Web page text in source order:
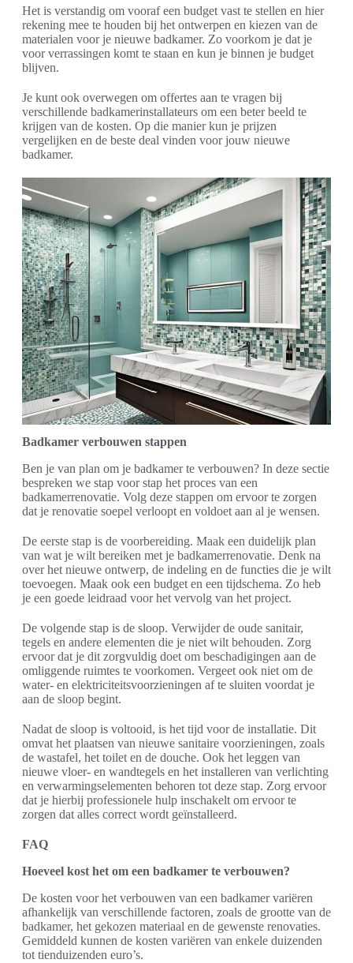
Het is verstandig om vooraf een budget vast te stellen en hier
rekening mee te houden bij het ontwerpen en kiezen van de
materialen voor je nieuwe badkamer. Zo voorkom je dat je
voor verrassingen komt te staan en kun je binnen je budget
blijven.
Je kunt ook overwegen om offertes aan te vragen bij
verschillende badkamerinstallateurs om een beter beeld te
krijgen van de kosten. Op die manier kun je prijzen
vergelijken en de beste deal vinden voor jouw nieuwe
badkamer.
Badkamer verbouwen stappen
Ben je van plan om je badkamer te verbouwen? In deze sectie
bespreken we stap voor stap het proces van een
badkamerrenovatie. Volg deze stappen om ervoor te zorgen
dat je renovatie soepel verloopt en voldoet aan al je wensen.
De eerste stap is de voorbereiding. Maak een duidelijk plan
van wat je wilt bereiken met je badkamerrenovatie. Denk na
over het nieuwe ontwerp, de indeling en de functies die je wilt
toevoegen. Maak ook een budget en een tijdschema. Zo heb
je een goede leidraad voor het vervolg van het project.
De volgende stap is de sloop. Verwijder de oude sanitair,
tegels en andere elementen die je niet wilt behouden. Zorg
ervoor dat je dit zorgvuldig doet om beschadigingen aan de
omliggende ruimtes te voorkomen. Vergeet ook niet om de
water- en elektriciteitsvoorzieningen af te sluiten voordat je
aan de sloop begint.
Nadat de sloop is voltooid, is het tijd voor de installatie. Dit
omvat het plaatsen van nieuwe sanitaire voorzieningen, zoals
de wastafel, het toilet en de douche. Ook het leggen van
nieuwe vloer- en wandtegels en het installeren van verlichting
en verwarmingselementen behoren tot deze stap. Zorg ervoor
dat je hierbij professionele hulp inschakelt om ervoor te
zorgen dat alles correct wordt geïnstalleerd.
FAQ
Hoeveel kost het om een badkamer te verbouwen?
De kosten voor het verbouwen van een badkamer variëren
afhankelijk van verschillende factoren, zoals de grootte van de
badkamer, het gekozen materiaal en de gewenste renovaties.
Gemiddeld kunnen de kosten variëren van enkele duizenden
tot tienduizenden euro’s.